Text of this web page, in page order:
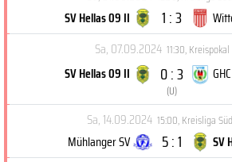
SV Hellas 09 II 1 : 3
Sa, 07.09.2024 11:30,Kreispokal
SV Hellas 09 II 0 : 3
(U)
Sa, 14.09.2024 15:00,Kreisliga
Mühlanger SV 5 : 1
SV